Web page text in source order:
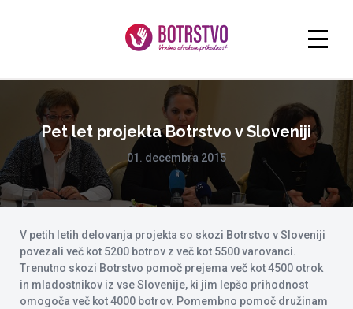
Pet let projekta Botrstvo v Sloveniji
01. decembra 2015
V petih letih delovanja projekta so skozi Botrstvo v Sloveniji
povezali več kot 5200 botrov z več kot 5500 varovanci.
Trenutno skozi Botrstvo pomoč prejema več kot 4500 otrok
in mladostnikov iz vse Slovenije, ki jim lepšo prihodnost
omogoča več kot 4000 botrov. Pomembno pomoč družinam